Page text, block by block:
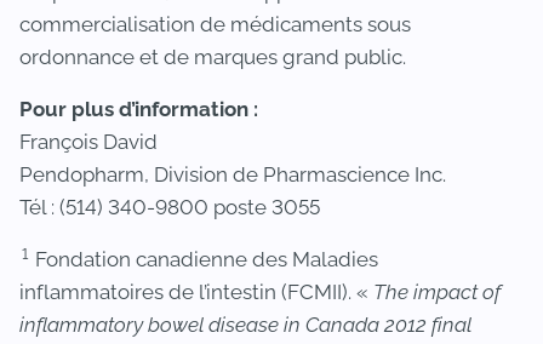
commercialisation de médicaments sous
ordonnance et de marques grand public.
Pour plus d’information :
François David
Pendopharm, Division de Pharmascience Inc.
Tél : (514) 340-9800 poste 3055
1 Fondation canadienne des Maladies
inflammatoires de l’intestin (FCMII). « The impact of
inflammatory bowel disease in Canada 2012 final